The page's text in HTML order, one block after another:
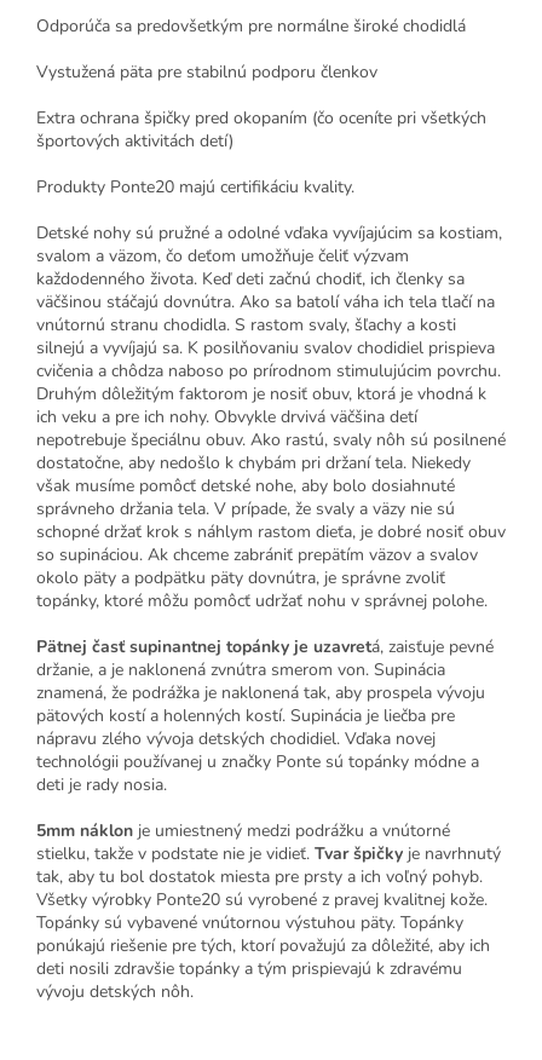
Odporúča sa predovšetkým pre normálne široké chodidlá
Vystužená päta pre stabilnú podporu členkov
Extra ochrana špičky pred okopaním (čo oceníte pri všetkých
športových aktivitách detí)
Produkty Ponte20 majú certifikáciu kvality.
Detské nohy sú pružné a odolné vďaka vyvíjajúcim sa kostiam,
svalom a väzom, čo deťom umožňuje čeliť výzvam
každodenného života. Keď deti začnú chodiť, ich členky sa
väčšinou stáčajú dovnútra. Ako sa batolí váha ich tela tlačí na
vnútornú stranu chodidla. S rastom svaly, šľachy a kosti
silnejú a vyvíjajú sa. K posilňovaniu svalov chodidiel prispieva
cvičenia a chôdza naboso po prírodnom stimulujúcim povrchu.
Druhým dôležitým faktorom je nosiť obuv, ktorá je vhodná k
ich veku a pre ich nohy. Obvykle drvivá väčšina detí
nepotrebuje špeciálnu obuv. Ako rastú, svaly nôh sú posilnené
dostatočne, aby nedošlo k chybám pri držaní tela. Niekedy
však musíme pomôcť detské nohe, aby bolo dosiahnuté
správneho držania tela. V prípade, že svaly a väzy nie sú
schopné držať krok s náhlym rastom dieťa, je dobré nosiť obuv
so supináciou. Ak chceme zabrániť prepätím väzov a svalov
okolo päty a podpätku päty dovnútra, je správne zvoliť
topánky, ktoré môžu pomôcť udržať nohu v správnej polohe.
Pätnej časť supinantnej topánky je uzavretá, zaisťuje pevné
držanie, a je naklonená zvnútra smerom von. Supinácia
znamená, že podrážka je naklonená tak, aby prospela vývoju
pätových kostí a holenných kostí. Supinácia je liečba pre
nápravu zlého vývoja detských chodidiel. Vďaka novej
technológii používanej u značky Ponte sú topánky módne a
deti je rady nosia.
5mm náklon je umiestnený medzi podrážku a vnútorné
stielku, takže v podstate nie je vidieť. Tvar špičky je navrhnutý
tak, aby tu bol dostatok miesta pre prsty a ich voľný pohyb.
Všetky výrobky Ponte20 sú vyrobené z pravej kvalitnej kože.
Topánky sú vybavené vnútornou výstuhou päty. Topánky
ponúkajú riešenie pre tých, ktorí považujú za dôležité, aby ich
deti nosili zdravšie topánky a tým prispievajú k zdravému
vývoju detských nôh.